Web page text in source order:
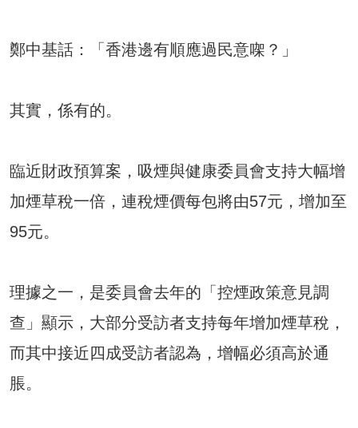
鄭中基話：「香港邊有順應過民意㗎？」
其實，係有的。
臨近財政預算案，吸煙與健康委員會支持大幅增
加煙草稅一倍，連稅煙價每包將由57元，增加至
95元。
理據之一，是委員會去年的「控煙政策意見調
查」顯示，大部分受訪者支持每年增加煙草稅，
而其中接近四成受訪者認為，增幅必須高於通
脹。